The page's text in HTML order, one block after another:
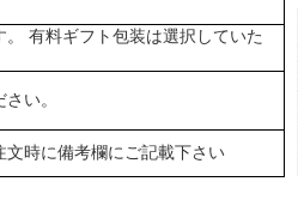
有料ギフト包装は選択していた
い。
文時に備考欄にご記載下さい